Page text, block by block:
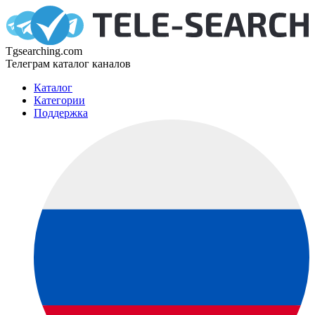
Tgsearching.com
Телеграм каталог каналов
Каталог
Категории
Поддержка